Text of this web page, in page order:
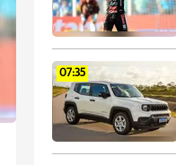
07:35